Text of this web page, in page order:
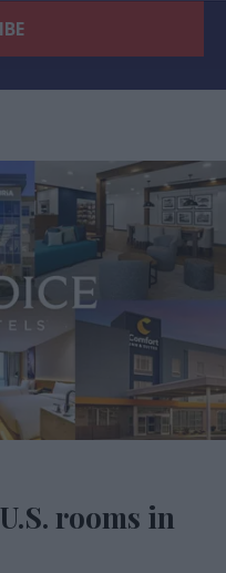
rooms in